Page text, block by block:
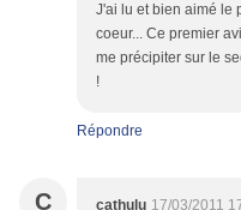
J'ai lu et bien aimé le
coeur... Ce premier
me précipiter sur le
!
Répondre
C cathulu 17/03/2011